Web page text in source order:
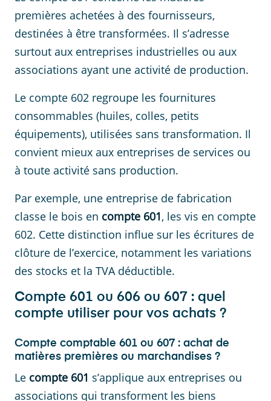
premières achetées à des fournisseurs,
destinées à être transformées. Il s’adresse
surtout aux entreprises industrielles ou aux
associations ayant une activité de production.
Le compte 602 regroupe les fournitures
consommables (huiles, colles, petits
équipements), utilisées sans transformation. Il
convient mieux aux entreprises de services ou
à toute activité sans production.
Par exemple, une entreprise de fabrication
classe le bois en compte 601, les vis en compte
602. Cette distinction influe sur les écritures de
clôture de l’exercice, notamment les variations
des stocks et la TVA déductible.
Compte 601 ou 606 ou 607 : quel
compte utiliser pour vos achats ?
Compte comptable 601 ou 607 : achat de
matières premières ou marchandises ?
Le compte 601 s’applique aux entreprises ou
associations qui transforment les biens